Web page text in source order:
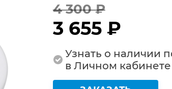
4 300 ₽
3 655 ₽
Узнать о наличии
в Личном кабинете